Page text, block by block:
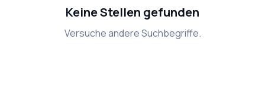
Keine Stellen gefunden
Versuche andere Suchbegriffe.